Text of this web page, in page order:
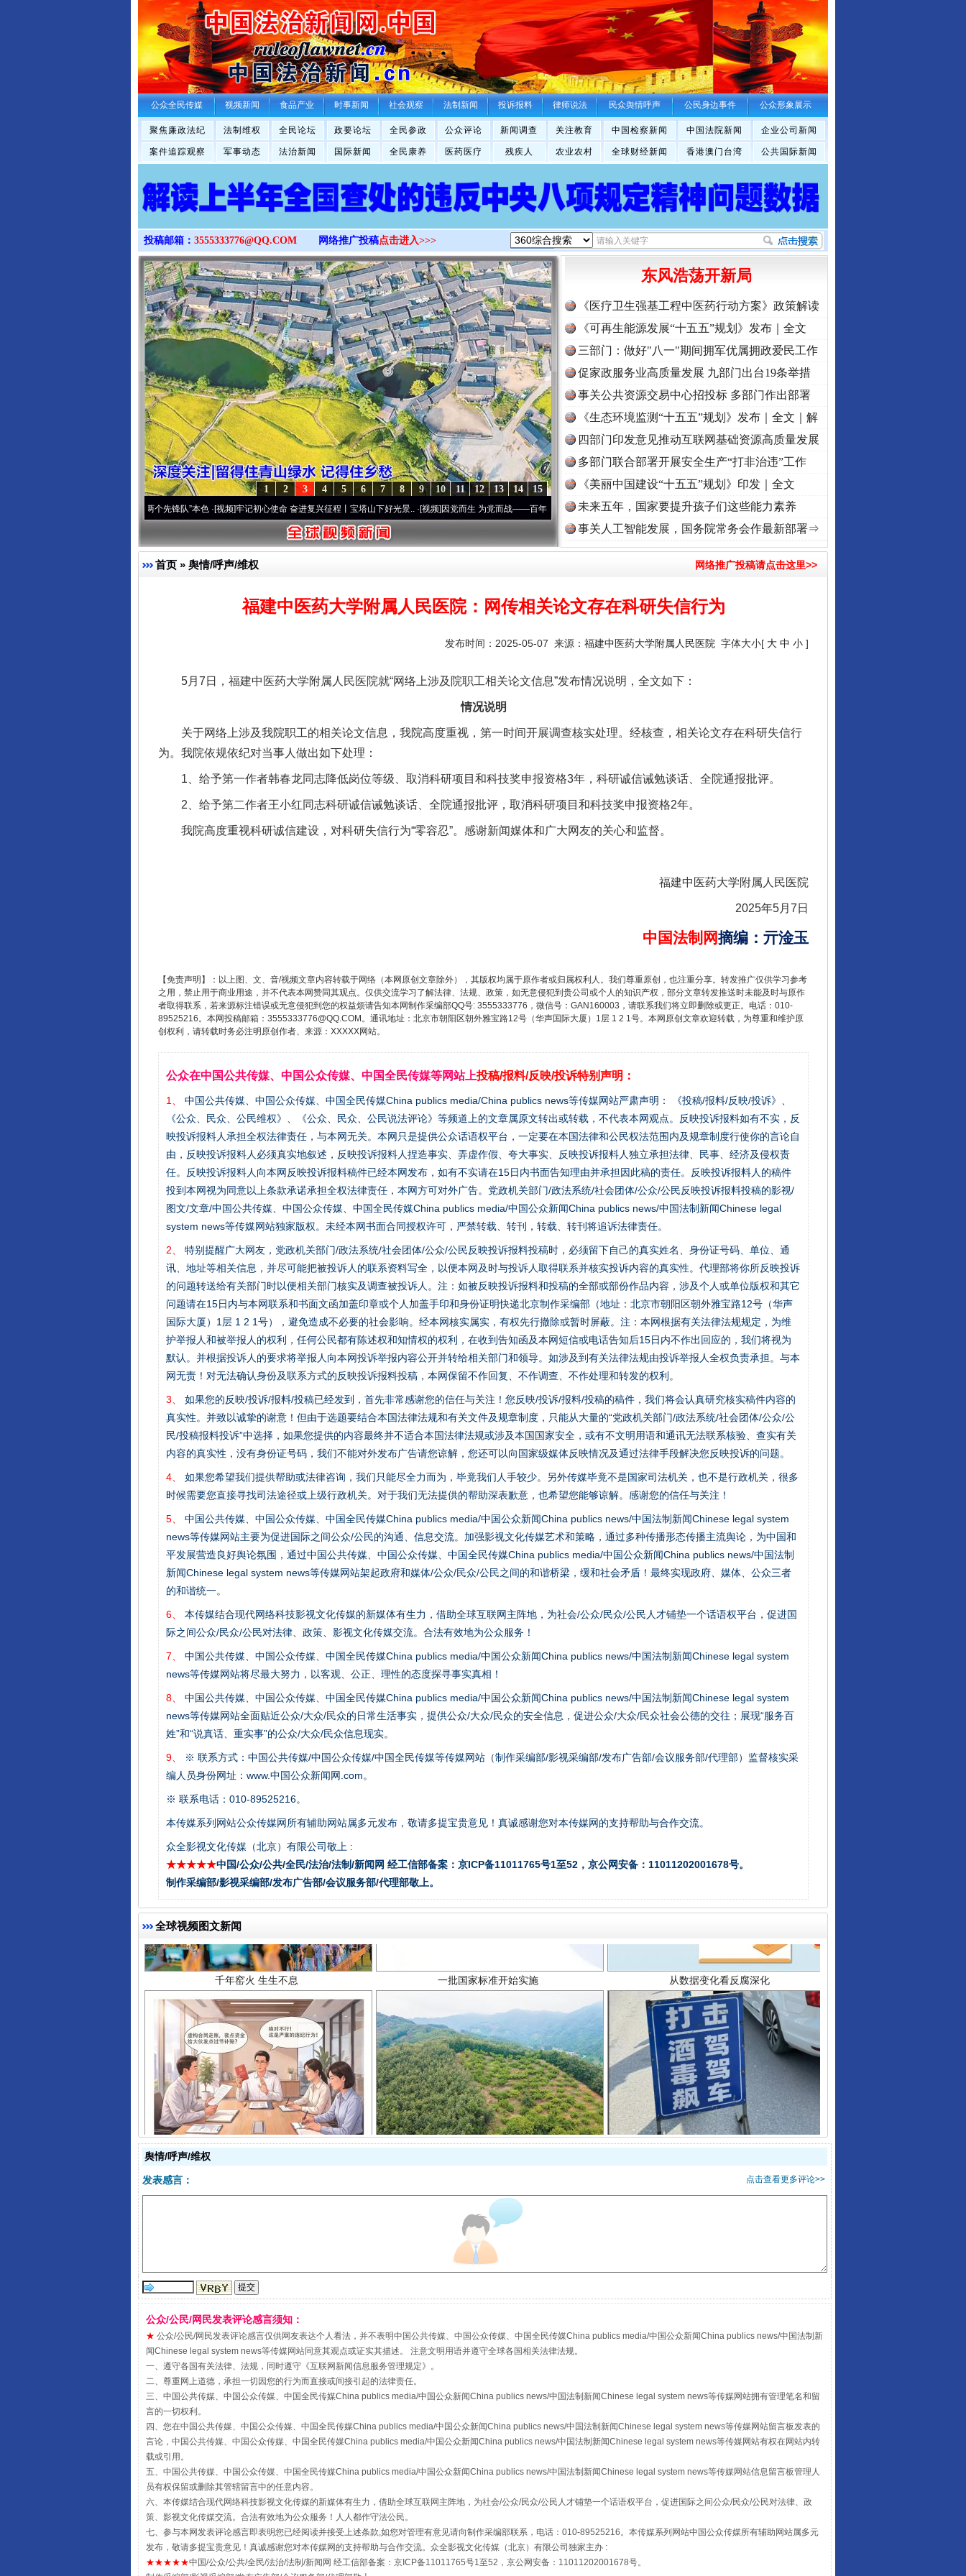
>
公众全民传媒 视频新闻 食品产业 时事新闻 社会观察 法制新闻 投诉报料 律师说法 民众舆情呼声 公民身边事件 公众形象展示
聚焦廉政法纪 法制维权 全民论坛 政要论坛 全民参政 公众评论 新闻调查 关注教育 中国检察新闻 中国法院新闻 企业公司新闻
案件追踪观察 军事动态 法治新闻 国际新闻 全民康养 医药医疗 残疾人 农业农村 全球财经新闻 香港澳门台湾 公共国际新闻
投稿邮箱： 3555333776@QQ.COM 网络推广投稿点击进入>>>
15
14
13
12
11
10
9
8
7
6
5
4
3
2
1
永葆“两个先锋队”本色·[视频]牢记初心使命 奋进复兴征程丨宝塔山下好光景..·[视频]因党而生 为党而战——百年“纪”事⑧加强纪律..·[视频]牢记初心使命 奋进复兴征程丨“转折之城”激荡..·[视频]
东风浩荡开新局
《医疗卫生强基工程中医药行动方案》政策解读
《可再生能源发展“十五五”规划》发布｜全文
三部门：做好"八一"期间拥军优属拥政爱民工作
促家政服务业高质量发展 九部门出台19条举措
事关公共资源交易中心招投标 多部门作出部署
《生态环境监测“十五五”规划》发布｜全文｜解
读
四部门印发意见推动互联网基础资源高质量发展
多部门联合部署开展安全生产“打非治违”工作
《美丽中国建设“十五五”规划》印发｜全文
未来五年，国家要提升孩子们这些能力素养
事关人工智能发展，国务院常务会作最新部署⇒
首页 » 舆情/呼声/维权 网络推广投稿请点击这里>>
福建中医药大学附属人民医院：网传相关论文存在科研失信行为
发布时间：2025-05-07 来源： 福建中医药大学附属人民医院 字体大小[ 大 中 小 ]
5月7日，福建中医药大学附属人民医院就“网络上涉及院职工相关论文信息”发布情况说明，全文如下：
情况说明
关于网络上涉及我院职工的相关论文信息，我院高度重视，第一时间开展调查核实处理。经核查，相关论文存在科研失信行
为。我院依规依纪对当事人做出如下处理：
1、给予第一作者韩春龙同志降低岗位等级、取消科研项目和科技奖申报资格3年，科研诚信诫勉谈话、全院通报批评。
2、给予第二作者王小红同志科研诚信诫勉谈话、全院通报批评，取消科研项目和科技奖申报资格2年。
我院高度重视科研诚信建设，对科研失信行为“零容忍”。感谢新闻媒体和广大网友的关心和监督。
福建中医药大学附属人民医院
2025年5月7日
中国法制网摘编 ： 亓淦玉
【免责声明】：以上图、文、音/视频文章内容转载于网络（本网原创文章除外），其版权均属于原作者或归属权利人。我们尊重原创，也注重分享。转发推广仅供学习参考
之用，禁止用于商业用途，并不代表本网赞同其观点。仅供交流学习了解法律、法规、政策，如无意侵犯到贵公司或个人的知识产权，部分文章转发推送时未能及时与原作
者取得联系，若来源标注错误或无意侵犯到您的权益烦请告知本网制作采编部QQ号: 3555333776，微信号：GAN160003，请联系我们将立即删除或更正。电话：010-
89525216。本网投稿邮箱：3555333776@QQ.COM。通讯地址：北京市朝阳区朝外雅宝路12号（华声国际大厦）1层 1 2 1号。本网原创文章欢迎转载，为尊重和维护原
创权利，请转载时务必注明原创作者、来源：XXXXX网站。
公众在中国公共传媒、中国公众传媒、中国全民传媒等网站上投稿/报料/反映/投诉特别声明：
1、
中国公共传媒、中国公众传媒、中国全民传媒China publics media/China publics news等传媒网站严肃声明： 《投稿/报料/反映/投诉》、
《公众、民众、公民维权》、《公众、民众、公民说法评论》等频道上的文章属原文转出或转载，不代表本网观点。反映投诉报料如有不实，反
映投诉报料人承担全权法律责任，与本网无关。本网只是提供公众话语权平台，一定要在本国法律和公民权法范围内及规章制度行使你的言论自
由，反映投诉报料人必须真实地叙述，反映投诉报料人捏造事实、弄虚作假、夸大事实、反映投诉报料人独立承担法律、民事、经济及侵权责
任。反映投诉报料人向本网反映投诉报料稿件已经本网发布，如有不实请在15日内书面告知理由并承担因此稿的责任。反映投诉报料人的稿件
投到本网视为同意以上条款承诺承担全权法律责任，本网方可对外广告。党政机关部门/政法系统/社会团体/公众/公民反映投诉报料投稿的影视/
图文/文章/中国公共传媒、中国公众传媒、中国全民传媒China publics media/中国公众新闻China publics news/中国法制新闻Chinese legal
system news等传媒网站独家版权。未经本网书面合同授权许可，严禁转载、转刊，转载、转刊将追诉法律责任。
2、
特别提醒广大网友，党政机关部门/政法系统/社会团体/公众/公民反映投诉报料投稿时，必须留下自己的真实姓名、身份证号码、单位、通
讯、地址等相关信息，并尽可能把被投诉人的联系资料写全，以便本网及时与投诉人取得联系并核实投诉内容的真实性。代理部将你所反映投诉
的问题转送给有关部门时以便相关部门核实及调查被投诉人。注：如被反映投诉报料和投稿的全部或部份作品内容，涉及个人或单位版权和其它
问题请在15日内与本网联系和书面文函加盖印章或个人加盖手印和身份证明快递北京制作采编部（地址：北京市朝阳区朝外雅宝路12号（华声
国际大厦）1层 1 2 1号），避免造成不必要的社会影响。经本网核实属实，有权先行撤除或暂时屏蔽。注：本网根据有关法律法规规定，为维
护举报人和被举报人的权利，任何公民都有陈述权和知情权的权利，在收到告知函及本网短信或电话告知后15日内不作出回应的，我们将视为
默认。并根据投诉人的要求将举报人向本网投诉举报内容公开并转给相关部门和领导。如涉及到有关法律法规由投诉举报人全权负责承担。与本
网无责！对无法确认身份及联系方式的反映投诉报料投稿，本网保留不作回复、不作调查、不作处理和转发的权利。
3、
如果您的反映/投诉/报料/投稿已经发到，首先非常感谢您的信任与关注！您反映/投诉/报料/投稿的稿件，我们将会认真研究核实稿件内容的
真实性。并致以诚挚的谢意！但由于选题要结合本国法律法规和有关文件及规章制度，只能从大量的“党政机关部门/政法系统/社会团体/公众/公
民/投稿报料投诉”中选择，如果您提供的内容最终并不适合本国法律法规或涉及本国国家安全，或有不文明用语和通讯无法联系核验、查实有关
内容的真实性，没有身份证号码，我们不能对外发布广告请您谅解，您还可以向国家级媒体反映情况及通过法律手段解决您反映投诉的问题。
4、
如果您希望我们提供帮助或法律咨询，我们只能尽全力而为，毕竟我们人手较少。另外传媒毕竟不是国家司法机关，也不是行政机关，很多
时候需要您直接寻找司法途径或上级行政机关。对于我们无法提供的帮助深表歉意，也希望您能够谅解。感谢您的信任与关注！
5、
中国公共传媒、中国公众传媒、中国全民传媒China publics media/中国公众新闻China publics news/中国法制新闻Chinese legal system
news等传媒网站主要为促进国际之间公众/公民的沟通、信息交流。加强影视文化传媒艺术和策略，通过多种传播形态传播主流舆论，为中国和
平发展营造良好舆论氛围，通过中国公共传媒、中国公众传媒、中国全民传媒China publics media/中国公众新闻China publics news/中国法制
新闻Chinese legal system news等传媒网站架起政府和媒体/公众/民众/公民之间的和谐桥梁，缓和社会矛盾！最终实现政府、媒体、公众三者
的和谐统一。
6、
本传媒结合现代网络科技影视文化传媒的新媒体有生力，借助全球互联网主阵地，为社会/公众/民众/公民人才铺垫一个话语权平台，促进国
际之间公众/民众/公民对法律、政策、影视文化传媒交流。合法有效地为公众服务！
7、
中国公共传媒、中国公众传媒、中国全民传媒China publics media/中国公众新闻China publics news/中国法制新闻Chinese legal system
news等传媒网站将尽最大努力，以客观、公正、理性的态度探寻事实真相！
8、
中国公共传媒、中国公众传媒、中国全民传媒China publics media/中国公众新闻China publics news/中国法制新闻Chinese legal system
news等传媒网站全面贴近公众/大众/民众的日常生活事实，提供公众/大众/民众的安全信息，促进公众/大众/民众社会公德的交往；展现“服务百
姓”和“说真话、重实事”的公众/大众/民众信息现实。
9、
※ 联系方式：中国公共传媒/中国公众传媒/中国全民传媒等传媒网站（制作采编部/影视采编部/发布广告部/会议服务部/代理部）监督核实采
编人员身份网址：www.中国公众新闻网.com。
※ 联系电话：010-89525216。
本传媒系列网站公众传媒网所有辅助网站属多元发布，敬请多提宝贵意见！真诚感谢您对本传媒网的支持帮助与合作交流。
众全影视文化传媒（北京）有限公司敬上 :
★★★★★中国/公众/公共/全民/法治/法制/新闻网 经工信部备案：京ICP备11011765号1至52，京公网安备：11011202001678号。
制作采编部/影视采编部/发布广告部/会议服务部/代理部敬上。
全球视频图文新闻
东山县通报“牛蛙产品抗生素超标问题” 法徽映军营 权益有保障 让核能赋能千行百业
千年窑火 生生不息
揭开“小金库”的免责幌子 以产业富民促振兴 酒驾未被当场查获能处罚吗
受贿1.44亿！段成刚被判无期 从幼儿园到大学，有这些资助 “后车司机肯定在骂我”
全民健身五年计划来了！等你上场
舆情/呼声/维权
点击查看更多评论>>
发表感言：
公众/公民/网民发表评论感言须知：
★ 公众/公民/网民发表评论感言仅供网友表达个人看法，并不表明中国公共传媒、中国公众传媒、中国全民传媒China publics media/中国公众新闻China publics news/中国法制新
闻Chinese legal system news等传媒网站同意其观点或证实其描述。 注意文明用语并遵守全球各国相关法律法规。
一、遵守各国有关法律、法规，同时遵守《互联网新闻信息服务管理规定》。
二、尊重网上道德，承担一切因您的行为而直接或间接引起的法律责任。
三、中国公共传媒、中国公众传媒、中国全民传媒China publics media/中国公众新闻China publics news/中国法制新闻Chinese legal system news等传媒网站拥有管理笔名和留
言的一切权利。
四、您在中国公共传媒、中国公众传媒、中国全民传媒China publics media/中国公众新闻China publics news/中国法制新闻Chinese legal system news等传媒网站留言板发表的
言论，中国公共传媒、中国公众传媒、中国全民传媒China publics media/中国公众新闻China publics news/中国法制新闻Chinese legal system news等传媒网站有权在网站内转
载或引用。
五、中国公共传媒、中国公众传媒、中国全民传媒China publics media/中国公众新闻China publics news/中国法制新闻Chinese legal system news等传媒网站信息留言板管理人
员有权保留或删除其管辖留言中的任意内容。
六、本传媒结合现代网络科技影视文化传媒的新媒体有生力，借助全球互联网主阵地，为社会/公众/民众/公民人才铺垫一个话语权平台，促进国际之间公众/民众/公民对法律、政
策、影视文化传媒交流。合法有效地为公众服务！人人都作守法公民。
七、参与本网发表评论感言即表明您已经阅读并接受上述条款,如您对管理有意见请向制作采编部联系，电话：010-89525216。本传媒系列网站中国公众传媒所有辅助网站属多元
发布，敬请多提宝贵意见！真诚感谢您对本传媒网的支持帮助与合作交流。众全影视文化传媒（北京）有限公司独家主办 :
★★★★★中国/公众/公共/全民/法治/法制/新闻网 经工信部备案：京ICP备11011765号1至52，京公网安备：11011202001678号。